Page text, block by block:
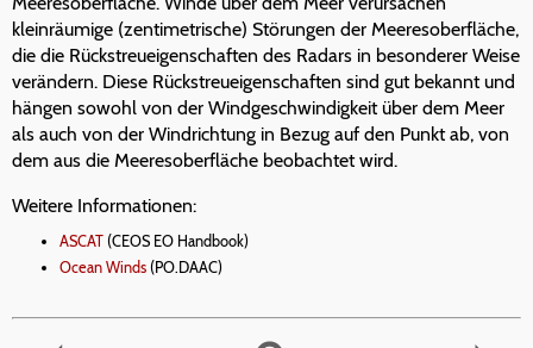
kleinräumige (zentimetrische) Störungen der Meeresoberfläche,
die die Rückstreueigenschaften des Radars in besonderer Weise
verändern. Diese Rückstreueigenschaften sind gut bekannt und
hängen sowohl von der Windgeschwindigkeit über dem Meer
als auch von der Windrichtung in Bezug auf den Punkt ab, von
dem aus die Meeresoberfläche beobachtet wird.
Weitere Informationen:
ASCAT (CEOS EO Handbook)
Ocean Winds (PO.DAAC)